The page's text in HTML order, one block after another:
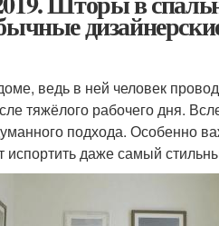
ведь в ней человек
тяжёлого рабочего дня.
подхода. Особенно
даже самый